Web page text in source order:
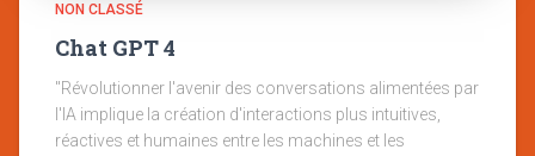
NON CLASSÉ
Chat GPT 4
"Révolutionner l'avenir des conversations alimentées par
l'IA implique la création d'interactions plus intuitives,
réactives et humaines entre les machines et les